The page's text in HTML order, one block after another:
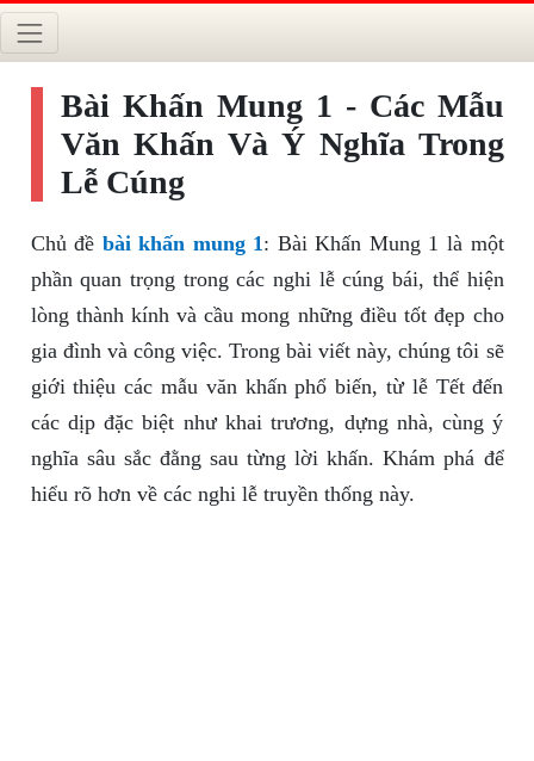
Bài Khấn Mung 1 - Các Mẫu
Văn Khấn Và Ý Nghĩa Trong
Lễ Cúng
Chủ đề bài khấn mung 1: Bài Khấn Mung 1 là một
phần quan trọng trong các nghi lễ cúng bái, thể hiện
lòng thành kính và cầu mong những điều tốt đẹp cho
gia đình và công việc. Trong bài viết này, chúng tôi sẽ
giới thiệu các mẫu văn khấn phổ biến, từ lễ Tết đến
các dịp đặc biệt như khai trương, dựng nhà, cùng ý
nghĩa sâu sắc đằng sau từng lời khấn. Khám phá để
hiểu rõ hơn về các nghi lễ truyền thống này.